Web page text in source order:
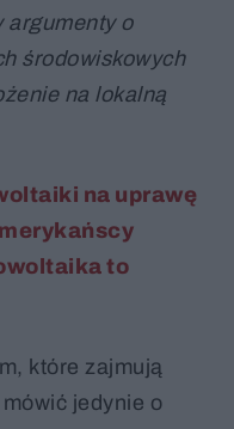
argumenty o
środowiskowych
na lokalną
na uprawę
to
które zajmują
jedynie o